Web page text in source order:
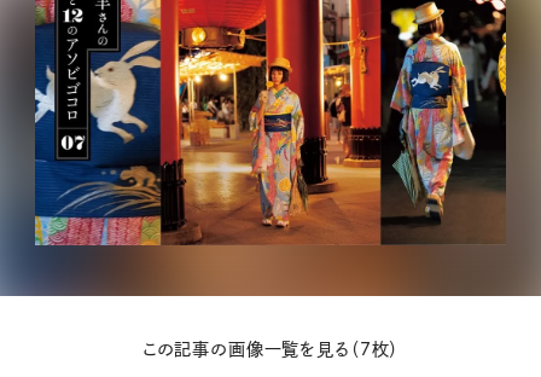
この記事の画像一覧を見る（7枚）